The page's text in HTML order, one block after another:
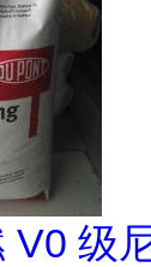
V0 级